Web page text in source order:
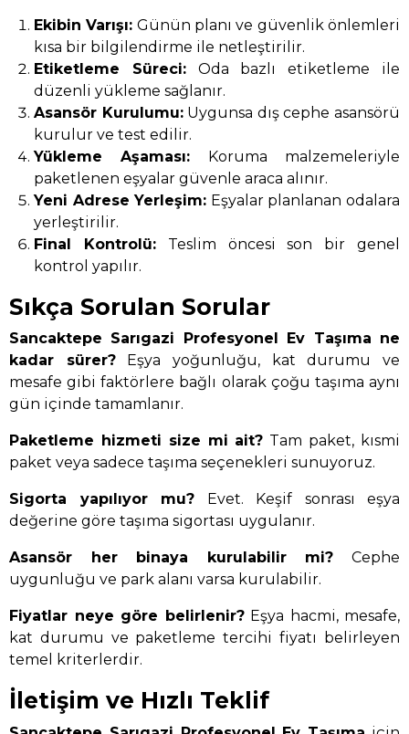
Ekibin Varışı: Günün planı ve güvenlik önlemleri
kısa bir bilgilendirme ile netleştirilir.
Etiketleme Süreci:Oda bazlı etiketleme ile
düzenli yükleme sağlanır.
Asansör Kurulumu:Uygunsa dış cephe asansörü
kurulur ve test edilir.
Yükleme Aşaması: Koruma malzemeleriyle
paketlenen eşyalar güvenle araca alınır.
Yeni Adrese Yerleşim: Eşyalar planlanan odalara
yerleştirilir.
Final Kontrolü: Teslim öncesi son bir genel
kontrol yapılır.
Sıkça Sorulan Sorular
Sancaktepe Sarıgazi Profesyonel Ev Taşıma ne
kadar sürer?Eşya yoğunluğu, kat durumu ve
mesafe gibi faktörlere bağlı olarak çoğu taşıma aynı
gün içinde tamamlanır.
Paketleme hizmeti size mi ait? Tam paket, kısmi
paket veya sadece taşıma seçenekleri sunuyoruz.
Sigorta yapılıyor mu? Evet. Keşif sonrası eşya
değerine göre taşıma sigortası uygulanır.
Asansör her binaya kurulabilir mi? Cephe
uygunluğu ve park alanı varsa kurulabilir.
Fiyatlar neye göre belirlenir?Eşya hacmi, mesafe,
kat durumu ve paketleme tercihi fiyatı belirleyen
temel kriterlerdir.
İletişim ve Hızlı Teklif